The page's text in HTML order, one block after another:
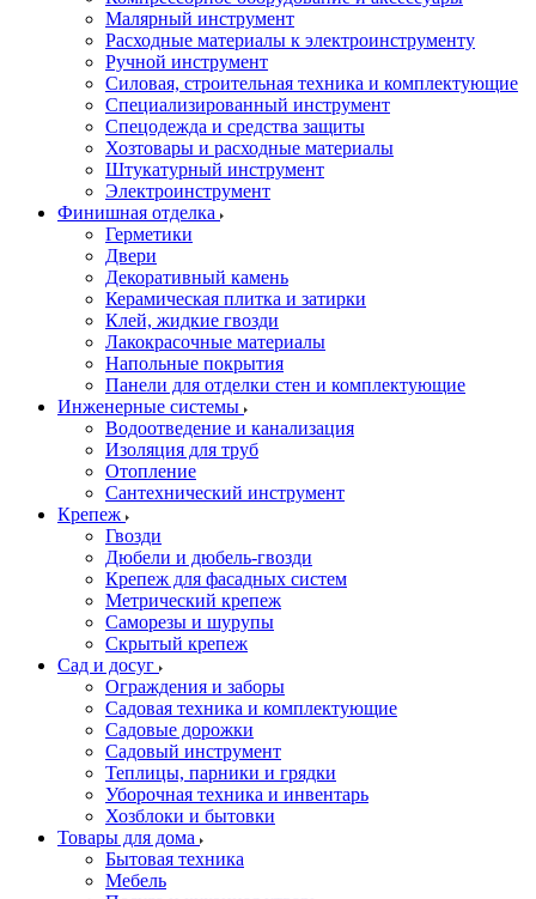
Малярный инструмент
Расходные материалы к электроинструменту
Ручной инструмент
Силовая, строительная техника и комплектующие
Специализированный инструмент
Спецодежда и средства защиты
Хозтовары и расходные материалы
Штукатурный инструмент
Электроинструмент
Финишная отделка
Герметики
Двери
Декоративный камень
Керамическая плитка и затирки
Клей, жидкие гвозди
Лакокрасочные материалы
Напольные покрытия
Панели для отделки стен и комплектующие
Инженерные системы
Водоотведение и канализация
Изоляция для труб
Отопление
Сантехнический инструмент
Крепеж
Гвозди
Дюбели и дюбель-гвозди
Крепеж для фасадных систем
Метрический крепеж
Саморезы и шурупы
Скрытый крепеж
Сад и досуг
Ограждения и заборы
Садовая техника и комплектующие
Садовые дорожки
Садовый инструмент
Теплицы, парники и грядки
Уборочная техника и инвентарь
Хозблоки и бытовки
Товары для дома
Бытовая техника
Мебель